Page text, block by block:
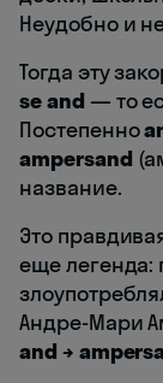
Неудобно и
Тогда эту
se and — то
Постепенно
ampersand
название.
Это
еще легенда:
Андре-Мари
and →